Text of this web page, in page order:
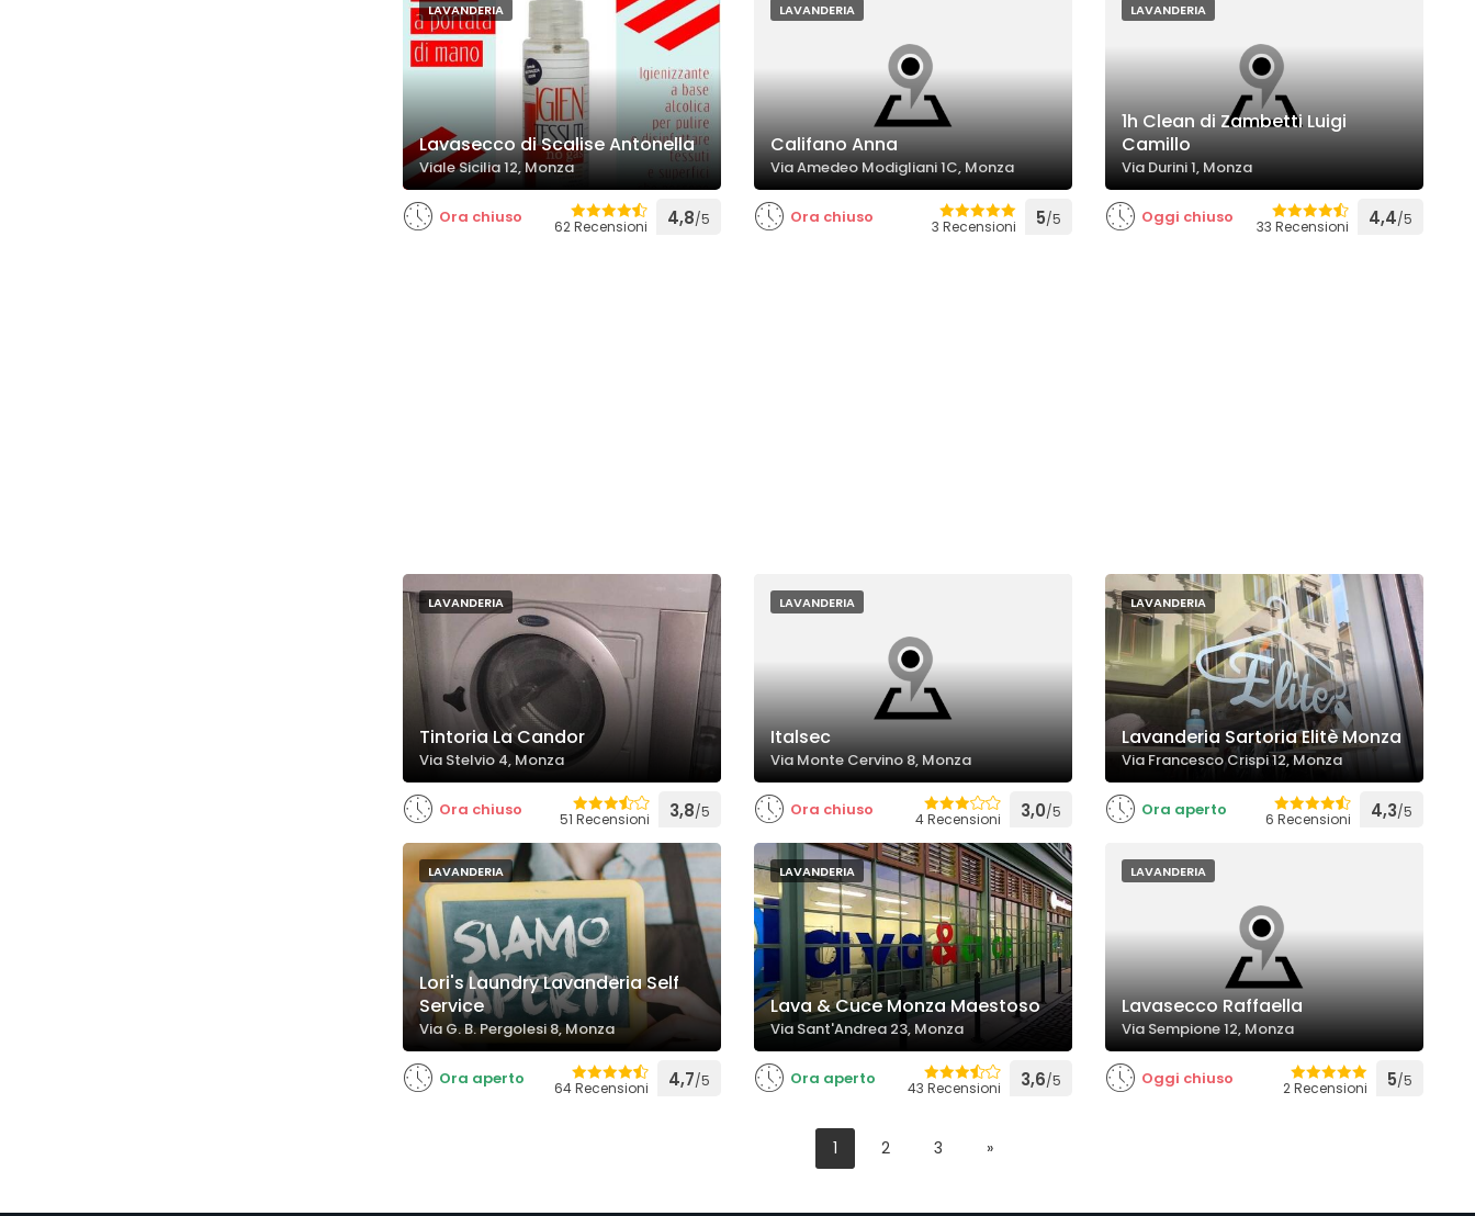
LAVANDERIA
Lavasecco di Scalise Antonella
Viale Sicilia 12, Monza
Ora chiuso 62 Recensioni 4,8/5
LAVANDERIA
Califano Anna
Via Amedeo Modigliani 1C, Monza
Ora chiuso 3 Recensioni 5/5
LAVANDERIA
1h Clean di Zambetti Luigi
Camillo
Via Durini 1, Monza
Oggi chiuso 33 Recensioni 4,4/5
LAVANDERIA
Tintoria La Candor
Via Stelvio 4, Monza
Ora chiuso 51 Recensioni 3,8/5
LAVANDERIA
Italsec
Via Monte Cervino 8, Monza
Ora chiuso 4 Recensioni 3,0/5
LAVANDERIA
Lavanderia Sartoria Elitè Monza
Via Francesco Crispi 12, Monza
Ora aperto 6 Recensioni 4,3/5
LAVANDERIA
Lori's Laundry Lavanderia Self
Service
Via G. B. Pergolesi 8, Monza
Ora aperto 64 Recensioni 4,7/5
LAVANDERIA
Lava & Cuce Monza Maestoso
Via Sant'Andrea 23, Monza
Ora aperto 43 Recensioni 3,6/5
LAVANDERIA
Lavasecco Raffaella
Via Sempione 12, Monza
Oggi chiuso 2 Recensioni 5/5
1 2 3 »